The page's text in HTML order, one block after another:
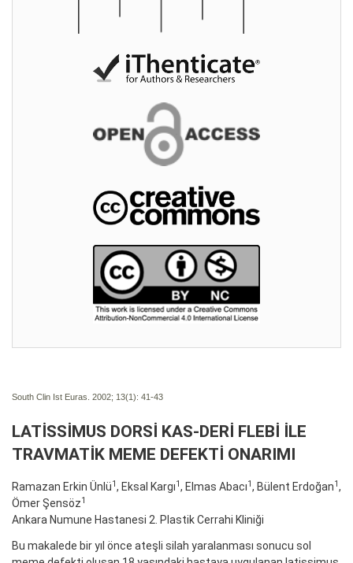
South Clin Ist Euras. 2002; 13(1): 41-43
LATİSSİMUS DORSİ KAS-DERİ FLEBİ İLE
TRAVMATİK MEME DEFEKTİ ONARIMI
Ramazan Erkin Ünlü1, Eksal Kargı1, Elmas Abacı1, Bülent Erdoğan1,
Ömer Şensöz1
Ankara Numune Hastanesi 2. Plastik Cerrahi Kliniği
Bu makalede bir yıl önce ateşli silah yaralanması sonucu sol